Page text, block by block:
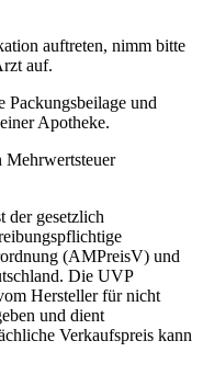
auftreten, nimm bitte
auf.
und
Apotheke.
Mehrwertsteuer
der gesetzlich
(AMPreisV) und
Die UVP
Hersteller für nicht
und dient
Verkaufspreis kann